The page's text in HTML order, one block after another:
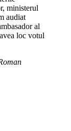
ministerul
audiat
al
loc votul